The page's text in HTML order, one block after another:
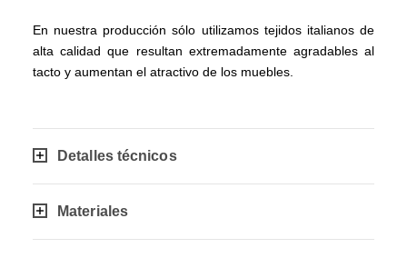
En nuestra producción sólo utilizamos tejidos italianos de
alta calidad que resultan extremadamente agradables al
tacto y aumentan el atractivo de los muebles.
Detalles técnicos
Materiales